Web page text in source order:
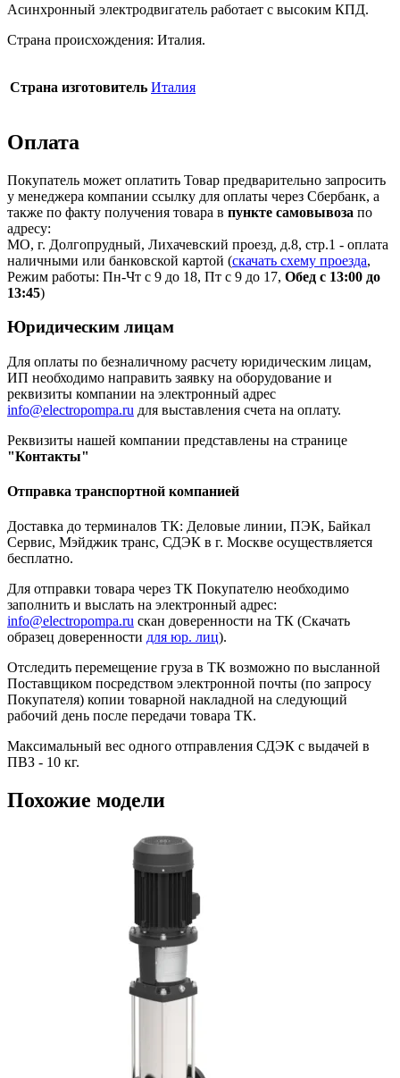
Асинхронный электродвигатель работает с высоким КПД.
Страна происхождения: Италия.
Страна изготовитель Италия
Оплата
Покупатель может оплатить Товар предварительно запросить
у менеджера компании ссылку для оплаты через Сбербанк, а
также по факту получения товара в пункте самовывоза по
адресу:
МО, г. Долгопрудный, Лихачевский проезд, д.8, стр.1 - оплата
наличными или банковской картой (скачать схему проезда,
Режим работы: Пн-Чт с 9 до 18, Пт с 9 до 17, Обед с 13:00 до
13:45)
Юридическим лицам
Для оплаты по безналичному расчету юридическим лицам,
ИП необходимо направить заявку на оборудование и
реквизиты компании на электронный адрес
info@electropompa.ru для выставления счета на оплату.
Реквизиты нашей компании представлены на странице
"Контакты"
Отправка транспортной компанией
Доставка до терминалов ТК: Деловые линии, ПЭК, Байкал
Сервис, Мэйджик транс, СДЭК в г. Москве осуществляется
бесплатно.
Для отправки товара через ТК Покупателю необходимо
заполнить и выслать на электронный адрес:
info@electropompa.ru скан доверенности на ТК (Скачать
образец доверенности для юр. лиц).
Отследить перемещение груза в ТК возможно по высланной
Поставщиком посредством электронной почты (по запросу
Покупателя) копии товарной накладной на следующий
рабочий день после передачи товара ТК.
Максимальный вес одного отправления СДЭК с выдачей в
ПВЗ - 10 кг.
Похожие модели